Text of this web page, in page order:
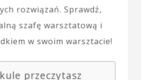
rozwiązań. Sprawdź,
szafę warsztatową i
w swoim warsztacie!
przeczytasz